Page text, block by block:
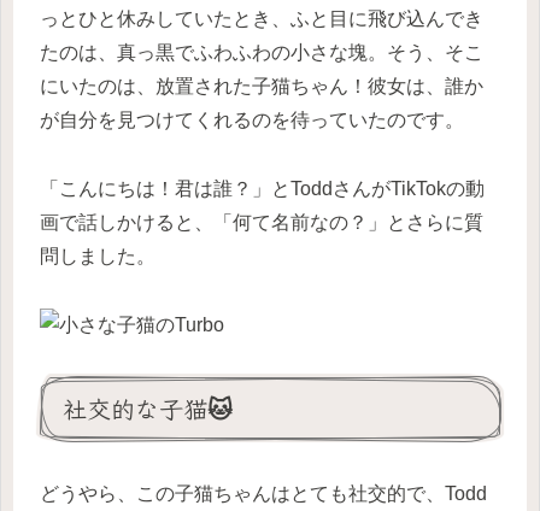
っとひと休みしていたとき、ふと目に飛び込んでき
たのは、真っ黒でふわふわの小さな塊。そう、そこ
にいたのは、放置された子猫ちゃん！彼女は、誰か
が自分を見つけてくれるのを待っていたのです。
「こんにちは！君は誰？」とToddさんがTikTokの動
画で話しかけると、「何て名前なの？」とさらに質
問しました。
社交的な子猫🐱
どうやら、この子猫ちゃんはとても社交的で、Todd